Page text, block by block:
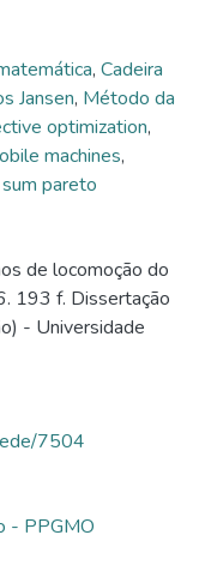
, Cadeira
Jansen, Método da
optimization,
machines,
pareto
de locomoção do
193 f. Dissertação
- Universidade
7504
- PPGMO